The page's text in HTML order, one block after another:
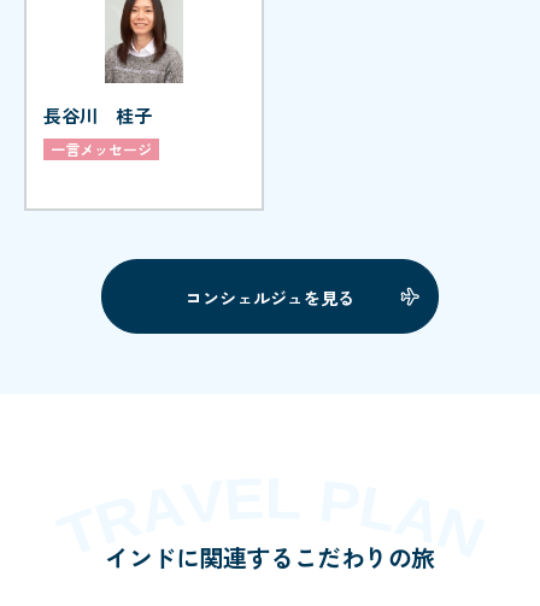
長谷川 桂子
一言メッセージ
コンシェルジュを見る
インドに関連するこだわりの旅